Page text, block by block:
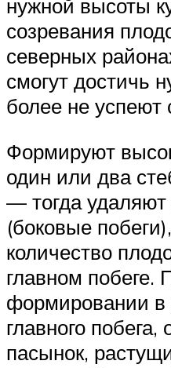
нужной высоты
созревания
северных
смогут достичь
более не успеют
Формируют
один или два
— тогда удаляют
(боковые
количество
главном побеге.
формировании в
главного
пасынок,